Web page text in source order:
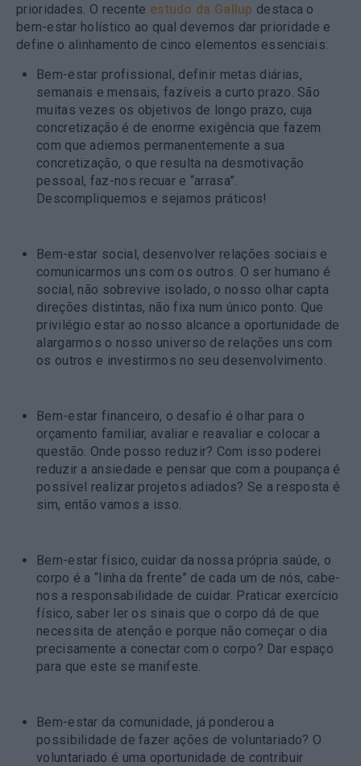
prioridades. O recente estudo da Gallup destaca o
bem-estar holístico ao qual devemos dar prioridade e
define o alinhamento de cinco elementos essenciais:
Bem-estar profissional, definir metas diárias,
semanais e mensais, fazíveis a curto prazo. São
muitas vezes os objetivos de longo prazo, cuja
concretização é de enorme exigência que fazem
com que adiemos permanentemente a sua
concretização, o que resulta na desmotivação
pessoal, faz-nos recuar e “arrasa”.
Descompliquemos e sejamos práticos!
Bem-estar social, desenvolver relações sociais e
comunicarmos uns com os outros. O ser humano é
social, não sobrevive isolado, o nosso olhar capta
direções distintas, não fixa num único ponto. Que
privilégio estar ao nosso alcance a oportunidade de
alargarmos o nosso universo de relações uns com
os outros e investirmos no seu desenvolvimento.
Bem-estar financeiro, o desafio é olhar para o
orçamento familiar, avaliar e reavaliar e colocar a
questão. Onde posso reduzir? Com isso poderei
reduzir a ansiedade e pensar que com a poupança é
possível realizar projetos adiados? Se a resposta é
sim, então vamos a isso.
Bem-estar físico, cuidar da nossa própria saúde, o
corpo é a “linha da frente” de cada um de nós, cabe-
nos a responsabilidade de cuidar. Praticar exercício
físico, saber ler os sinais que o corpo dá de que
necessita de atenção e porque não começar o dia
precisamente a conectar com o corpo? Dar espaço
para que este se manifeste.
Bem-estar da comunidade, já ponderou a
possibilidade de fazer ações de voluntariado? O
voluntariado é uma oportunidade de contribuir